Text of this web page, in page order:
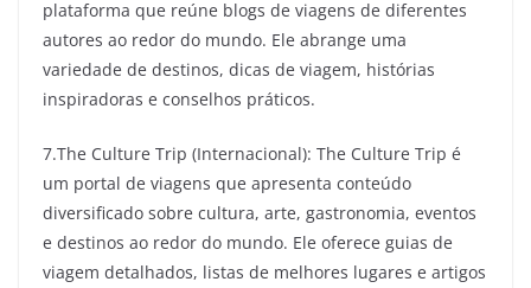
plataforma que reúne blogs de viagens de diferentes
autores ao redor do mundo. Ele abrange uma
variedade de destinos, dicas de viagem, histórias
inspiradoras e conselhos práticos.
7.The Culture Trip (Internacional): The Culture Trip é
um portal de viagens que apresenta conteúdo
diversificado sobre cultura, arte, gastronomia, eventos
e destinos ao redor do mundo. Ele oferece guias de
viagem detalhados, listas de melhores lugares e artigos